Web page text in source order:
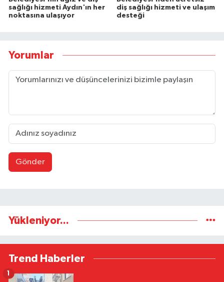
sağlığı hizmeti Aydın'ın her
noktasına ulaşıyor
diş sağlığı hizmeti ve ulaşım
desteği
Yorumlar
Gönder
Yükleniyor...
Trend Haberler
1